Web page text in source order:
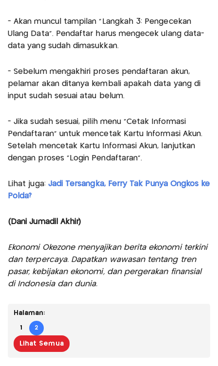
- Akan muncul tampilan "Langkah 3: Pengecekan
Ulang Data". Pendaftar harus mengecek ulang data-
data yang sudah dimasukkan.
- Sebelum mengakhiri proses pendaftaran akun,
pelamar akan ditanya kembali apakah data yang di
input sudah sesuai atau belum.
- Jika sudah sesuai, pilih menu "Cetak Informasi
Pendaftaran" untuk mencetak Kartu Informasi Akun.
Setelah mencetak Kartu Informasi Akun, lanjutkan
dengan proses "Login Pendaftaran".
Lihat juga: Jadi Tersangka, Ferry Tak Punya Ongkos ke
Polda?
(Dani Jumadil Akhir)
Ekonomi Okezone menyajikan berita ekonomi terkini
dan terpercaya. Dapatkan wawasan tentang tren
pasar, kebijakan ekonomi, dan pergerakan finansial
di Indonesia dan dunia.
Halaman:
1 2
Lihat Semua